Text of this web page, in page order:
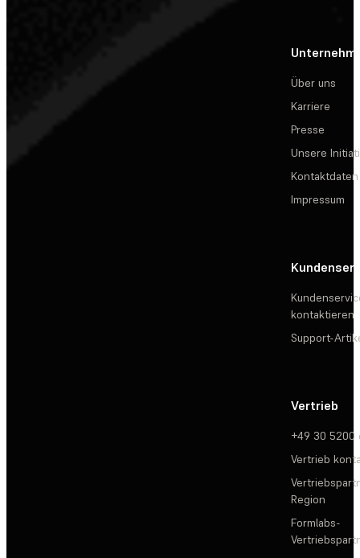
Über uns
Karriere
Presse
Unsere
Kontaktdaten
Impressum
kontaktieren
Support-
Vertrieb
+49 30 5200
Vertrieb
Region
Formlabs-